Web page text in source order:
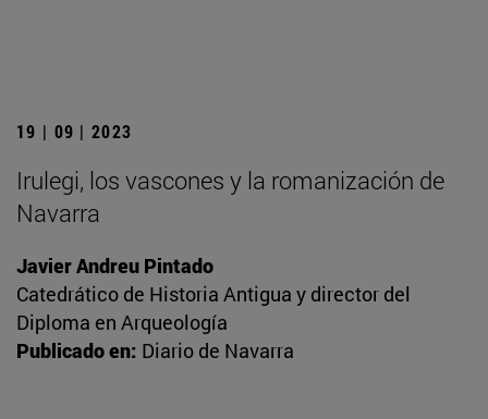
19 | 09 | 2023
Irulegi, los vascones y la romanización de
Navarra
Javier Andreu Pintado
Catedrático de Historia Antigua y director del
Diploma en Arqueología
Publicado en: Diario de Navarra